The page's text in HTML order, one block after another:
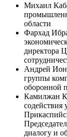
Михаил
области
Фархад
директора
Андрей
группы
оборонной
Камилжан
диалогу и